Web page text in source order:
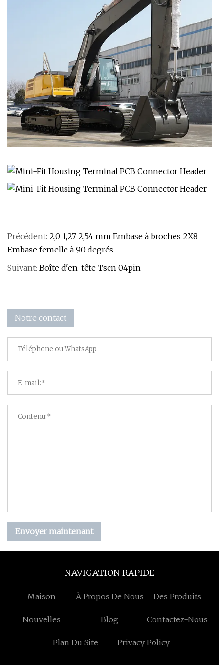
Précédent: 2,0 1,27 2,54 mm Embase à broches 2X8
Embase femelle à 90 degrés
Suivant: Boîte d'en-tête Tscn 04pin
Notre contact
Envoyer maintenant
NAVIGATION RAPIDE
Maison À Propos De Nous Des Produits
Nouvelles Blog Contactez-Nous
Plan Du Site Privacy Policy